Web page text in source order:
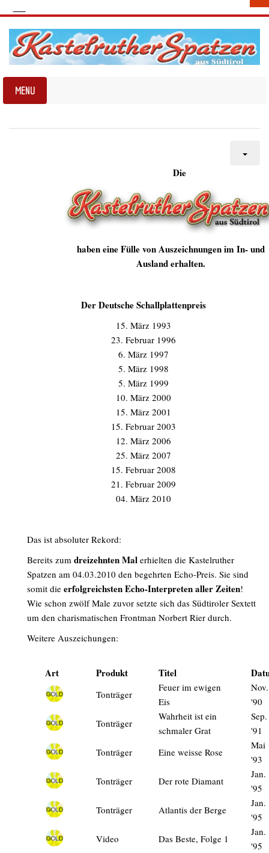
Die
haben eine Fülle von Auszeichnungen im In- und
Ausland erhalten.
Der Deutsche Schallplattenpreis
15. März 1993
23. Februar 1996
6. März 1997
5. März 1998
5. März 1999
10. März 2000
15. März 2001
15. Februar 2003
12. März 2006
25. März 2007
15. Februar 2008
21. Februar 2009
04. März 2010
Das ist absoluter Rekord:
Bereits zum dreizehntenMal erhielten die Kastelruther
Spatzen am 04.03.2010 den begehrten Echo-Preis. Sie sind
somit die erfolgreichsten Echo-Interpreten aller Zeiten!
Wie schon zwölf Male zuvor setzte sich das Südtiroler Sextett
um den charismatischen Frontman Norbert Rier durch.
Weitere Auszeichungen:
Art Produkt Titel
Tonträger
Feuer im ewigen
Eis
Nov.
'90
Tonträger
Wahrheit ist ein
schmaler Grat
Sep.
'91
Tonträger
Eine weisse Rose
Mai
'93
Tonträger
Der rote Diamant
Jan.
'95
Tonträger
Atlantis der Berge
Jan.
'95
Video
Das Beste, Folge 1
Jan.
'95